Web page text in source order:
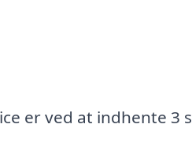
er ved at indhente 3